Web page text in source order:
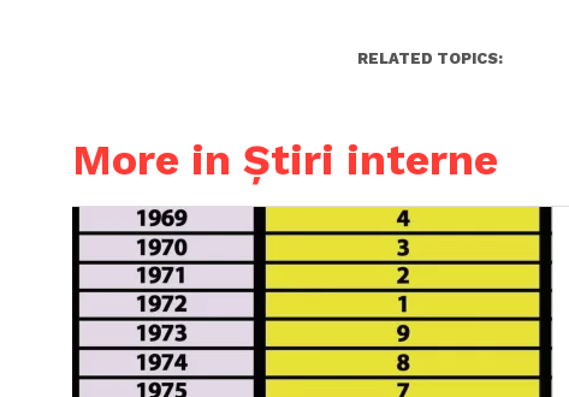
RELATED TOPICS:
More in Știri interne